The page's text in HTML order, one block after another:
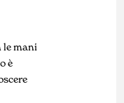
le mani
è